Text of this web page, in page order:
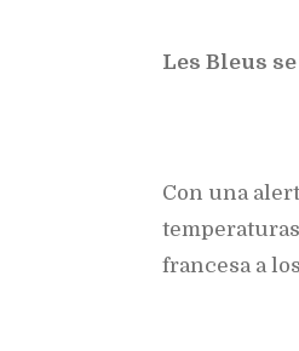
Les Bleus
Con una
francesa a